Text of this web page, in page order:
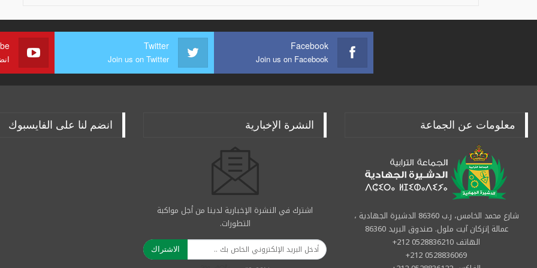
Facebook
Join us on Facebook
Twitter
Join us on Twitter
معلومات عن الجماعة
شارع محمد الخامس، ر.ب 86360 الدشيرة الجهادية ،
عمالة إنزكان آيت ملول. صندوق البريد 86360
الهاتف 0528836210 212+
0528836069 212+
النشرة الإخبارية
اشترك في النشرة الإخبارية لدينا من أجل مواكبة
التطورات.
الاشتراك
انضم لنا على الفايسبوك